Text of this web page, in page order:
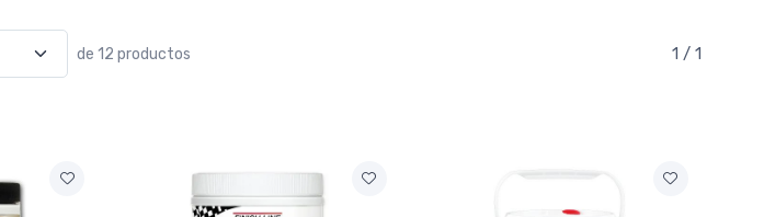
de 12 productos 1 / 1